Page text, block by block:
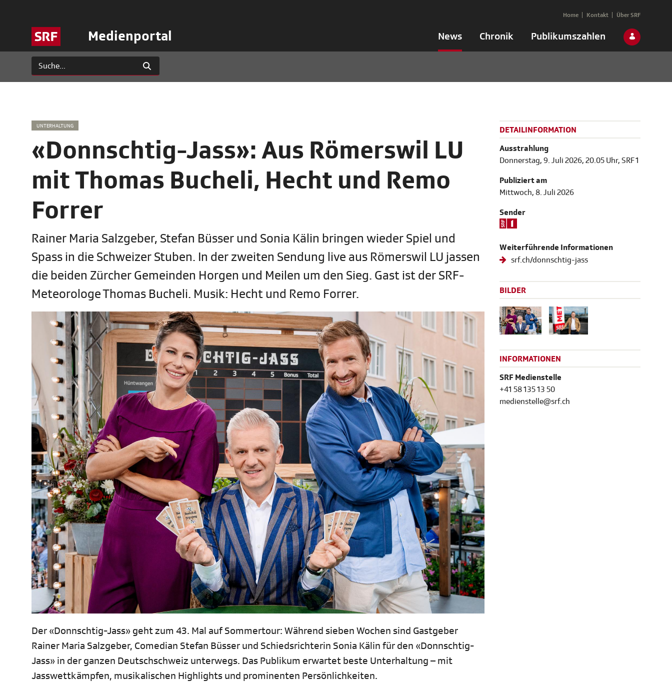
Medienportal News Chronik Publikumszahlen
Home Kontakt Über SRF
UNTERHALTUNG
«Donnschtig-Jass»: Aus Römerswil LU
mit Thomas Bucheli, Hecht und Remo
Forrer
Rainer Maria Salzgeber, Stefan Büsser und Sonia Kälin bringen wieder Spiel und
Spass in die Schweizer Stuben. In der zweiten Sendung live aus Römerswil LU jassen
die beiden Zürcher Gemeinden Horgen und Meilen um den Sieg. Gast ist der SRF-
Meteorologe Thomas Bucheli. Musik: Hecht und Remo Forrer.
Der «Donnschtig-Jass» geht zum 43. Mal auf Sommertour: Während sieben Wochen sind Gastgeber
Rainer Maria Salzgeber, Comedian Stefan Büsser und Schiedsrichterin Sonia Kälin für den «Donnschtig-
Jass» in der ganzen Deutschschweiz unterwegs. Das Publikum erwartet beste Unterhaltung – mit
Jasswettkämpfen, musikalischen Highlights und prominenten Persönlichkeiten.
DETAILINFORMATION
Ausstrahlung
Donnerstag, 9. Juli 2026, 20.05 Uhr, SRF 1
Publiziert am
Mittwoch, 8. Juli 2026
Sender
Weiterführende Informationen
srf.ch/donnschtig-jass
BILDER
INFORMATIONEN
SRF Medienstelle
+41 58 135 13 50
medienstelle@srf.ch